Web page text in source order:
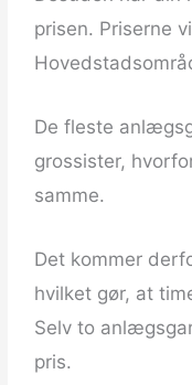
prisen. Priserne
De fleste
grossister,
samme.
Det kommer
hvilket gør, at
Selv to
pris.